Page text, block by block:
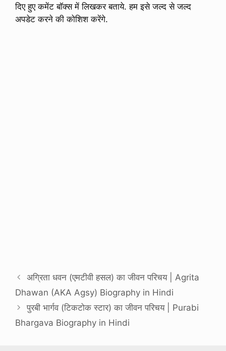
दिए हुए कमेंट बॉक्स में लिखकर बताये. हम इसे जल्द से जल्द
अपडेट करने की कोशिश करेंगे.
अग्रिता धवन (एमटीवी हसल) का जीवन परिचय | Agrita
Dhawan (AKA Agsy) Biography in Hindi
पुरबी भार्गव (टिकटोक स्टार) का जीवन परिचय | Purabi
Bhargava Biography in Hindi